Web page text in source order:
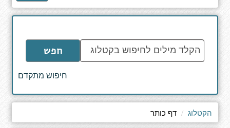
הקלד
מילים
לחיפוש
חפש
חיפוש מתקדם
הקטלוג דף כותר